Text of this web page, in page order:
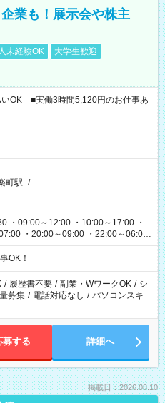
業も！展示会や株主
未経験OK
大学生歓迎
OK ■実働3時間5,120円のお仕事あ
町駅 / …
・09:00～12:00 ・10:00～17:00 ・
・20:00～09:00 ・22:00～06:00
OK！
/ 履歴書不要 / 副業・WワークOK / シ
募集 / 電話対応なし / パソコンスキ
募する 詳細へ
掲載日：2026.08.10